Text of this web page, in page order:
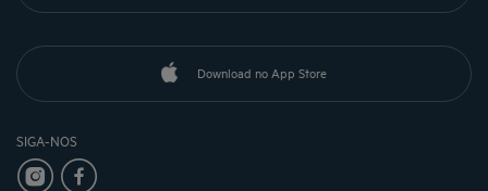
Download no App Store
SIGA-NOS